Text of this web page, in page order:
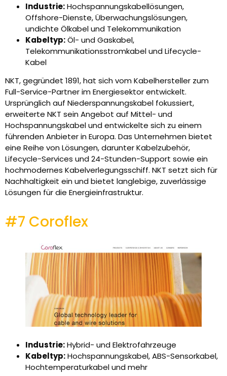
Industrie:Hochspannungskabellösungen,
Offshore-Dienste, Überwachungslösungen,
undichte Ölkabel und Telekommunikation
Kabeltyp:Öl- und Gaskabel,
Telekommunikationsstromkabel und Lifecycle-
Kabel
NKT, gegründet 1891, hat sich vom Kabelhersteller zum
Full-Service-Partner im Energiesektor entwickelt.
Ursprünglich auf Niederspannungskabel fokussiert,
erweiterte NKT sein Angebot auf Mittel- und
Hochspannungskabel und entwickelte sich zu einem
führenden Anbieter in Europa. Das Unternehmen bietet
eine Reihe von Lösungen, darunter Kabelzubehör,
Lifecycle-Services und 24-Stunden-Support sowie ein
hochmodernes Kabelverlegungsschiff. NKT setzt sich für
Nachhaltigkeit ein und bietet langlebige, zuverlässige
Lösungen für die Energieinfrastruktur.
#7 Coroflex
Industrie:Hybrid- und Elektrofahrzeuge
Kabeltyp:Hochspannungskabel, ABS-Sensorkabel,
Hochtemperaturkabel und mehr